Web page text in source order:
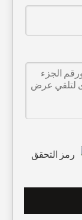
شفرات ممهدة الطرق 5D9558 حواف القطع المنحنية